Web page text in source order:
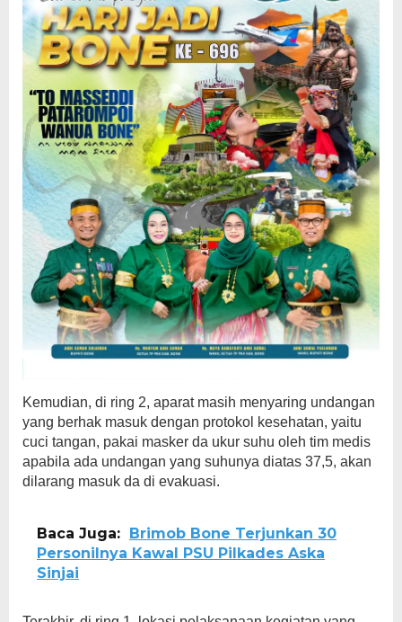
Kemudian, di ring 2, aparat masih menyaring undangan
yang berhak masuk dengan protokol kesehatan, yaitu
cuci tangan, pakai masker da ukur suhu oleh tim medis
apabila ada undangan yang suhunya diatas 37,5, akan
dilarang masuk da di evakuasi.
Baca Juga:
Brimob Bone Terjunkan 30
Personilnya Kawal PSU Pilkades Aska
Sinjai